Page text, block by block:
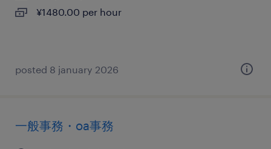
¥1480.00 per hour
posted 8 january 2026
一般事務・oa事務